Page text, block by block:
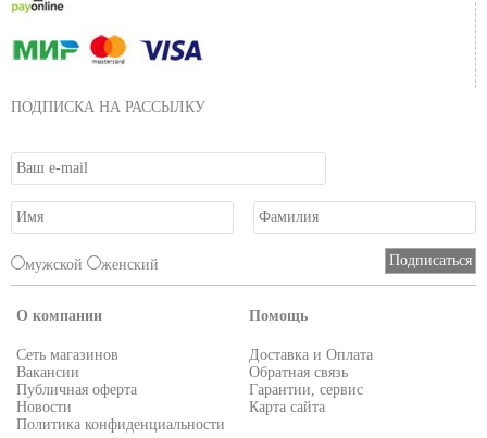
ПОДПИСКА НА РАССЫЛКУ
мужской женский
О компании
Сеть магазинов
Вакансии
Публичная оферта
Новости
Политика конфиденциальности
Помощь
Доставка и Оплата
Обратная связь
Гарантии, сервис
Карта сайта